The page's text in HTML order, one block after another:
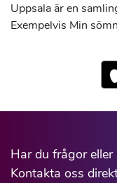
Uppsala är en
Exempelvis Min
Har du frågor eller
Kontakta oss